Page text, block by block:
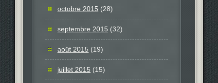
octobre 2015 (28)
septembre 2015 (32)
août 2015 (19)
juillet 2015 (15)